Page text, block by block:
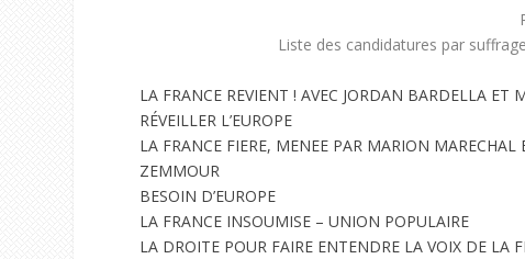
Liste des candidatures par
LA FRANCE REVIENT ! AVEC JORDAN BARDELLA ET
RÉVEILLER L’EUROPE
LA FRANCE FIERE, MENEE PAR MARION MARECHAL
ZEMMOUR
BESOIN D’EUROPE
LA FRANCE INSOUMISE – UNION POPULAIRE
LA DROITE POUR FAIRE ENTENDRE LA VOIX DE LA